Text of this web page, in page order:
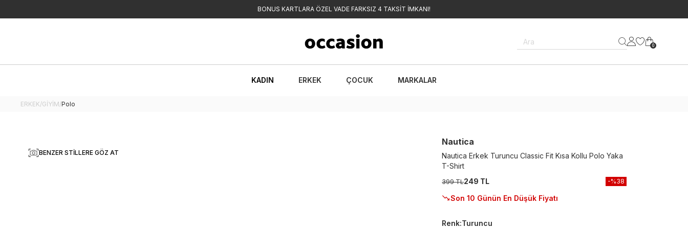
BONUS KARTLARA ÖZEL VADE FARKSIZ 4 TAKSİT İMKANI!
Ara 0
KADIN ERKEK ÇOCUK MARKALAR
ERKEK/GİYİM/Polo
BENZER STILLERE GÖZ AT
Nautica
Nautica Erkek Turuncu Classic Fit Kısa Kollu Polo Yaka
T-Shirt
399 TL249 TL -%38
Son 10 Günün En Düşük Fiyatı
Renk:Turuncu